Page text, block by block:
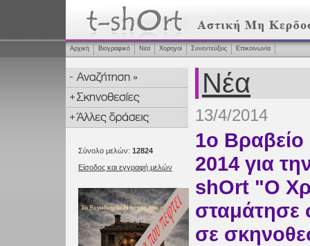
Αρχική Βιογραφικό Νέα Χορηγοί Συνεντεύξεις Επικοινωνία
Σύνολο μελών: 12824
Είσοδος και εγγραφή μελών
Νέα
13/4/2014
1o
2014 για
shOrt "Ο
σταμάτησε
σε